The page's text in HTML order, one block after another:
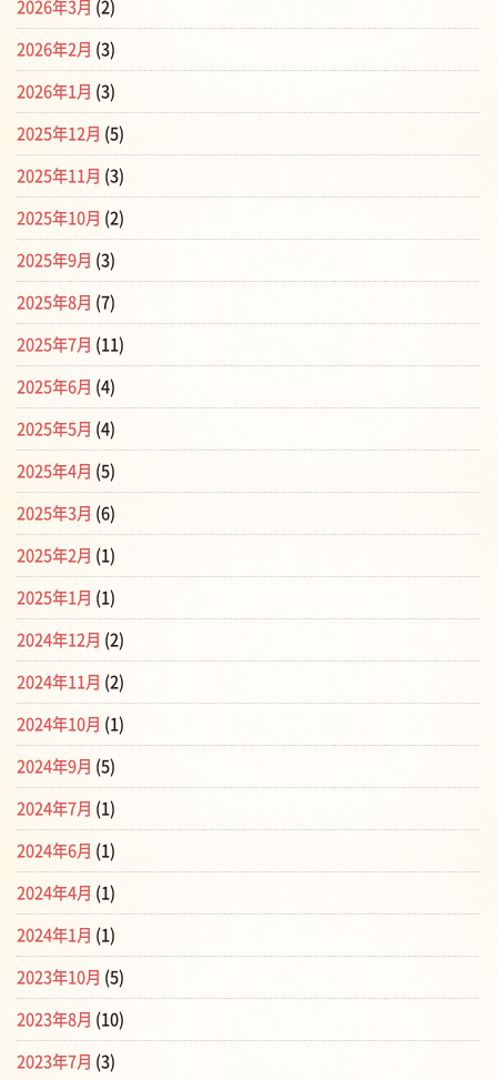
2026年3月 (2)
2026年2月 (3)
2026年1月 (3)
2025年12月 (5)
2025年11月 (3)
2025年10月 (2)
2025年9月 (3)
2025年8月 (7)
2025年7月 (11)
2025年6月 (4)
2025年5月 (4)
2025年4月 (5)
2025年3月 (6)
2025年2月 (1)
2025年1月 (1)
2024年12月 (2)
2024年11月 (2)
2024年10月 (1)
2024年9月 (5)
2024年7月 (1)
2024年6月 (1)
2024年4月 (1)
2024年1月 (1)
2023年10月 (5)
2023年8月 (10)
2023年7月 (3)